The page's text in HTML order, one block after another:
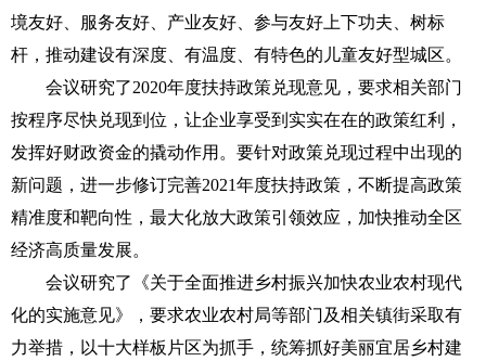
境友好、服务友好、产业友好、参与友好上下功夫、树标
杆，推动建设有深度、有温度、有特色的儿童友好型城区。
会议研究了2020年度扶持政策兑现意见，要求相关部门
按程序尽快兑现到位，让企业享受到实实在在的政策红利，
发挥好财政资金的撬动作用。要针对政策兑现过程中出现的
新问题，进一步修订完善2021年度扶持政策，不断提高政策
精准度和靶向性，最大化放大政策引领效应，加快推动全区
经济高质量发展。
会议研究了《关于全面推进乡村振兴加快农业农村现代
化的实施意见》，要求农业农村局等部门及相关镇街采取有
力举措，以十大样板片区为抓手，统筹抓好美丽宜居乡村建